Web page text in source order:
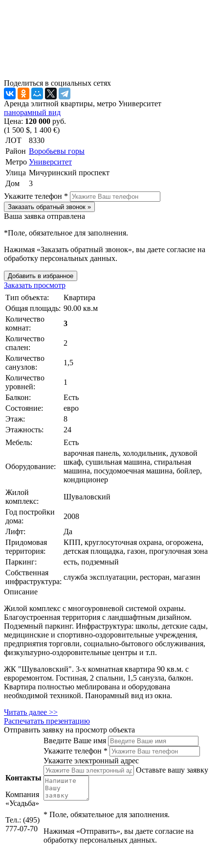
Поделиться в социальных сетях
Аренда элитной квартиры, метро Университет
панорамный вид
Цена: 120 000 руб.
(1 500 $, 1 400 €)
ЛОТ
8330
Район Воробьевы горы
Метро Университет
Улица Мичуринский проспект
Дом
3
Укажите телефон *
Заказать обратный звонок »
Ваша заявка отправлена
*Поле, обязательное для заполнения.
Нажимая «Заказать обратный звонок», вы даете согласие на
обработку персональных данных.
Добавить в избранное
Заказать просмотр
Тип объекта:
Квартира
Общая площадь: 90.00 кв.м
Количество
комнат:
3
Количество
спален:
2
Количество
санузлов:
1,5
Количество
уровней:
1
Балкон:
Есть
Состояние:
евро
Этаж:
8
Этажность:
24
Мебель:
Есть
Оборудование:
варочная панель, холодильник, духовой
шкаф, сушильная машина, стиральная
машина, посудомоечная машина, бойлер,
кондиционер
Жилой
комплекс:
Шуваловский
Год постройки
дома:
2008
Лифт:
Да
Придомовая
территория:
КПП, круглосуточная охрана, огорожена,
детская площадка, газон, прогулочная зона
Паркинг:
eсть, подземный
Собственная
инфраструктура:
служба эксплуатации, ресторан, магазин
Описание
Жилой комплекс с многоуровневой системой охраны.
Благоустроенная территория с ландшафтным дизайном.
Подземный паркинг. Инфраструктура: школы, детские сады,
медицинские и спортивно-оздоровительные учреждения,
предприятия торговли, социально-бытового обслуживания,
физкультурно-оздоровительные центры и т.п.
ЖК "Шуваловский". 3-х комнатная квартира 90 кв.м. с
евроремонтом. Гостиная, 2 спальни, 1,5 санузла, балкон.
Квартира полностью меблирована и оборудована
необходимой техникой. Панорамный вид из окна.
Читать далее >>
Распечатать презентацию
Отправить заявку на просмотр объекта
Контакты
Компания
«Усадьба»
Тел.: (495)
777-07-70
Введите Ваше имя
Укажите телефон *
Укажите электронный адрес
Оставьте вашу заявку
* Поле, обязательное для заполнения.
Нажимая «Отправить», вы даете согласие на
обработку персональных данных.